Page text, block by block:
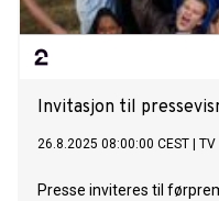
Invitasjon til
26.8.2025 08:00:00 CEST TV
Presse inviteres til